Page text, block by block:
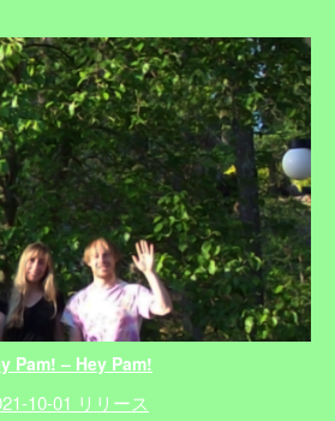
Pam! – Hey Pam!
10-01 リリース